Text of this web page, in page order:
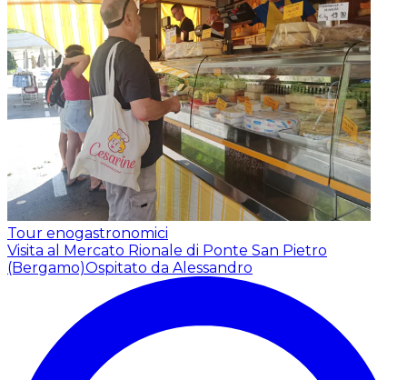
Tour enogastronomici
Visita al Mercato Rionale di Ponte San Pietro
(Bergamo)Ospitato da Alessandro